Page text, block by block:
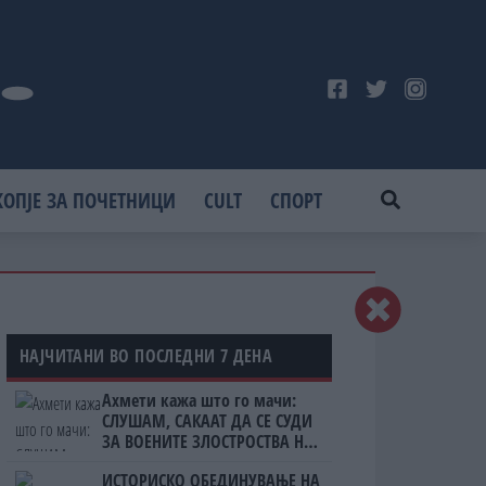
ЗА ПОЧЕТНИЦИ CULT СПОРТ
НАЈЧИТАНИ ВО ПОСЛЕДНИ 7 ДЕНА
Ахмети кажа што го мачи:
СЛУШАМ, САКААТ ДА СЕ СУДИ
ЗА ВОЕНИТЕ ЗЛОСТРОСТВА НА
ИСТОРИСКО ОБЕДИНУВАЊЕ НА